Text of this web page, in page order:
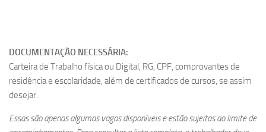
DOCUMENTAÇÃO NECESSÁRIA:
Carteira de Trabalho física ou Digital, RG, CPF, comprovantes de
residência e escolaridade, além de certificados de cursos, se assim
desejar.
Essas são apenas algumas vagas disponíveis e estão sujeitas ao limite de